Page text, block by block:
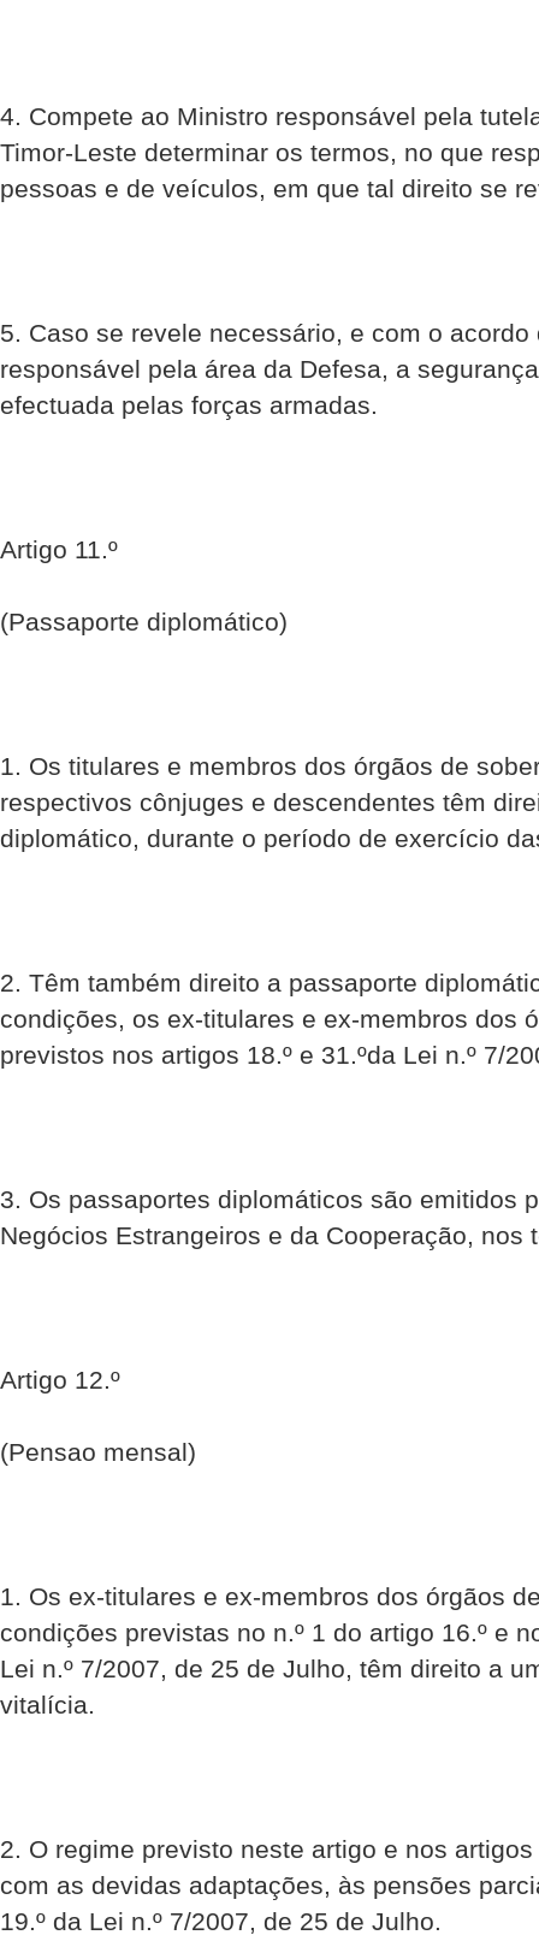
4. Compete ao Ministro responsável pela
Timor-Leste determinar os termos, no que
pessoas e de veículos, em que tal direito se
5. Caso se revele necessário, e com o
responsável pela área da Defesa, a
efectuada pelas forças armadas.
Artigo 11.º
(Passaporte diplomático)
1. Os titulares e membros dos órgãos de
respectivos cônjuges e descendentes têm
diplomático, durante o período de exercício
2. Têm também direito a passaporte
condições, os ex-titulares e ex-membros dos
previstos nos artigos 18.º e 31.ºda Lei n.º 7/
3. Os passaportes diplomáticos são emitidos
Negócios Estrangeiros e da Cooperação, nos
Artigo 12.º
(Pensao mensal)
1. Os ex-titulares e ex-membros dos órgãos
condições previstas no n.º 1 do artigo 16.º e
Lei n.º 7/2007, de 25 de Julho, têm direito a
vitalícia.
2. O regime previsto neste artigo e nos artigos
com as devidas adaptações, às pensões
19.º da Lei n.º 7/2007, de 25 de Julho.